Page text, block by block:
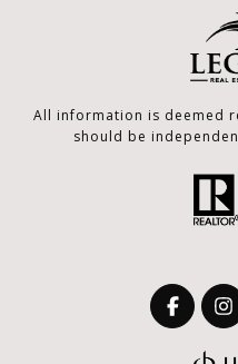
All information is deemed
should be